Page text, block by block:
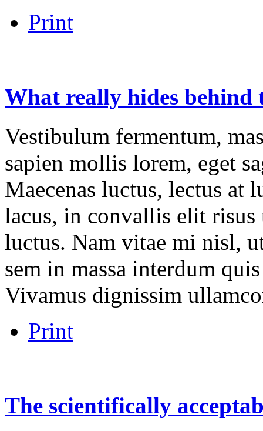
Print
What really hides behind
Vestibulum fermentum,
sapien mollis lorem, eget
Maecenas luctus, lectus at
lacus, in convallis elit risus
luctus. Nam vitae mi nisl,
sem in massa interdum
Vivamus dignissim
Print
The scientifically